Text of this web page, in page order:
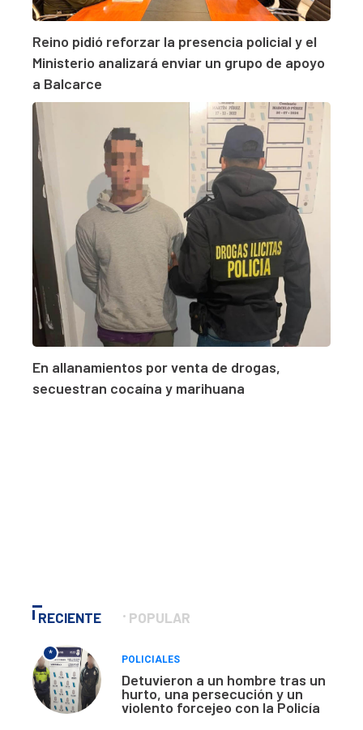
Reino pidió reforzar la presencia policial y el
Ministerio analizará enviar un grupo de apoyo
a Balcarce
En allanamientos por venta de drogas,
secuestran cocaína y marihuana
RECIENTE POPULAR
*
POLICIALES
Detuvieron a un hombre tras un
hurto, una persecución y un
violento forcejeo con la Policía